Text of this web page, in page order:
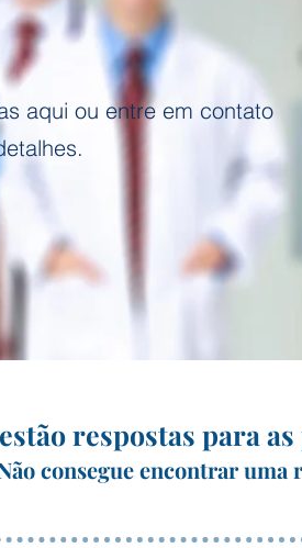
aqui ou entre em contato
respostas para
consegue encontrar uma